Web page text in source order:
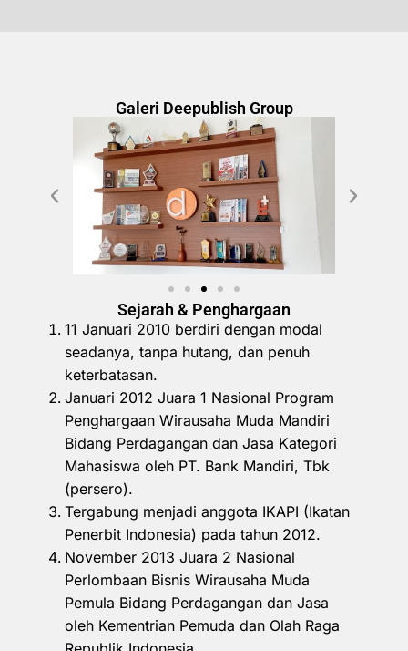
Galeri Deepublish Group
Sejarah & Penghargaan
11 Januari 2010 berdiri dengan modal
seadanya, tanpa hutang, dan penuh
keterbatasan.
Januari 2012 Juara 1 Nasional Program
Penghargaan Wirausaha Muda Mandiri
Bidang Perdagangan dan Jasa Kategori
Mahasiswa oleh PT. Bank Mandiri, Tbk
(persero).
Tergabung menjadi anggota IKAPI (Ikatan
Penerbit Indonesia) pada tahun 2012.
November 2013 Juara 2 Nasional
Perlombaan Bisnis Wirausaha Muda
Pemula Bidang Perdagangan dan Jasa
oleh Kementrian Pemuda dan Olah Raga